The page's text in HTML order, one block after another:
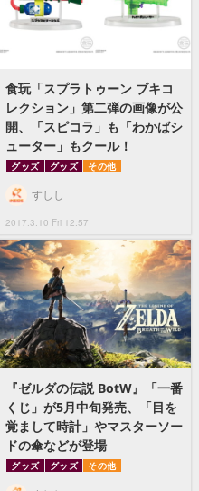
食玩「スプラトゥーン ブキコ
レクション」第二弾の画像が公
開、「スピコラ」も「わかばシ
ューター」もクール！
グッズ グッズ その他
2017.3.10 Fri 12:57
すしし
『ゼルダの伝説 BotW』「一番
くじ」が5月中旬発売、「目を
覚まして時計」やマスターソー
ドの傘などが登場
グッズ グッズ その他